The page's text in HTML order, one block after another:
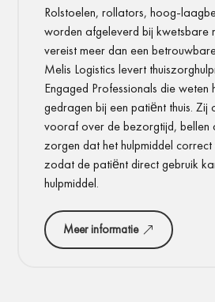
Rolstoelen, rollators, hoog-
worden afgeleverd bij kwetsbare
vereist meer dan een
Melis Logistics levert
Engaged Professionals die weten
gedragen bij een patiënt thuis. Zij
vooraf over de bezorgtijd, bellen
zorgen dat het hulpmiddel
zodat de patiënt direct gebruik
hulpmiddel.
Meer informatie